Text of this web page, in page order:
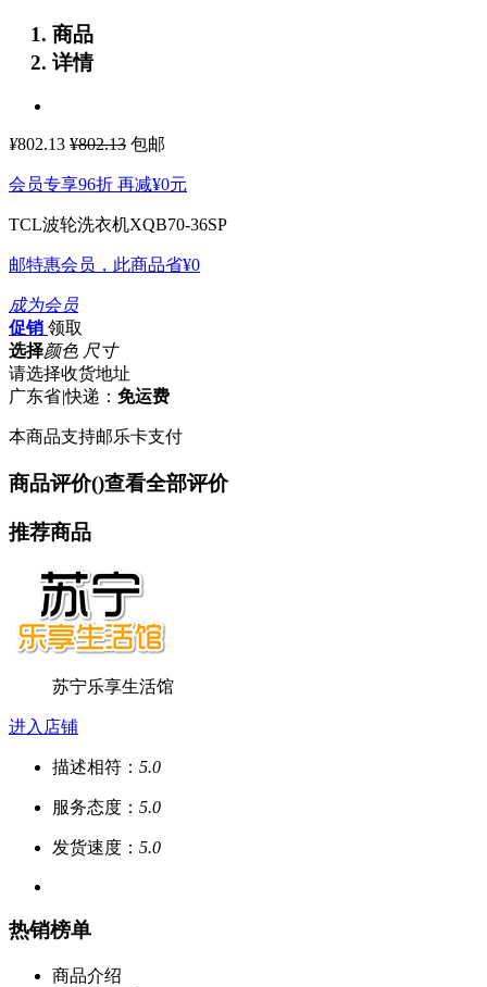
商品
详情
¥802.13 ¥802.13 包邮
会员专享96折 再减¥0元
TCL波轮洗衣机XQB70-36SP
邮特惠会员，此商品省¥0
成为会员
促销 领取
选择颜色 尺寸
请选择收货地址
广东省|快递： 免运费
本商品支持邮乐卡支付
商品评价()查看全部评价
推荐商品
苏宁乐享生活馆
进入店铺
描述相符： 5.0
服务态度： 5.0
发货速度： 5.0
热销榜单
商品介绍